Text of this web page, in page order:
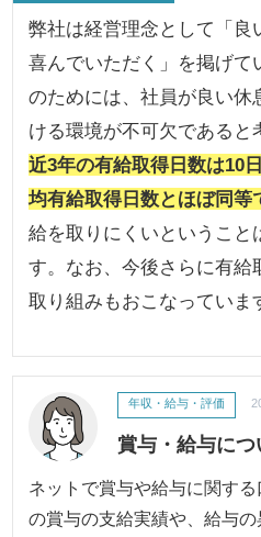
弊社は経営理念として「良
喜んでいただく」を掲げて
のためには、社員が良い休
ける環境が不可欠であると
近3年の有給取得日数は10
均有給取得日数とほぼ同等
給を取りにくいということ
す。なお、今後さらに有給
取り組みもおこなっていま
賞与・給与につ
年収・給与・評価
ネットで賞与や給与に関す
の賞与の支給実績や、給与